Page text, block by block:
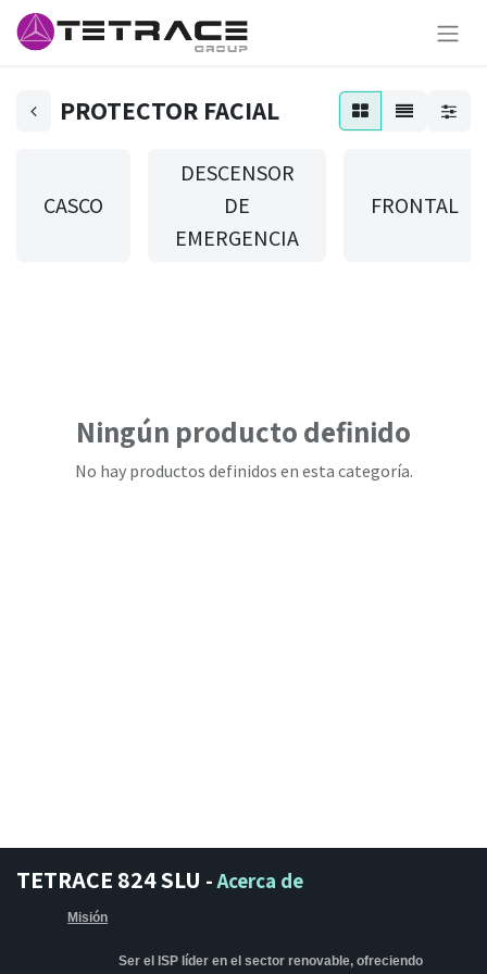
PROTECTOR FACIAL
CASCO
DESCENSOR
DE
EMERGENCIA
FRONTAL
Ningún producto definido
No hay productos definidos en esta categoría.
TETRACE 824 SLU -Acerca de
Misión
Ser el ISP líder en el sector renovable, ofreciendo